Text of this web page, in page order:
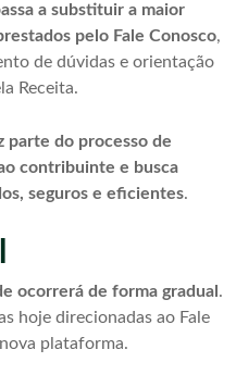
a substituir a maior
pelo Fale Conosco,
de dúvidas e orientação
Receita.
parte do processo de
contribuinte e busca
seguros e eficientes.
ocorrerá de forma gradual .
hoje direcionadas ao Fale
plataforma.